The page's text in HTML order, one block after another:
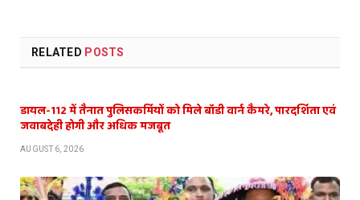
RELATED POSTS
डायल-112 में तैनात पुलिसकर्मियों को मिले बॉडी वार्न कैमरे, पारदर्शिता एवं
जवाबदेही होगी और अधिक मजबूत
AUGUST 6, 2026